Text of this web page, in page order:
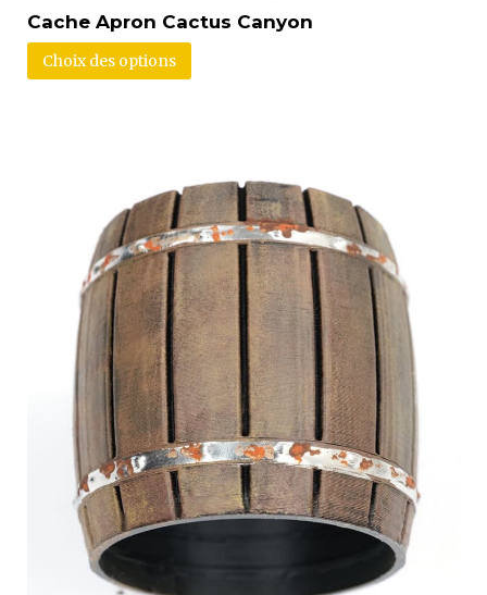
Cache Apron Cactus Canyon
Choix des options